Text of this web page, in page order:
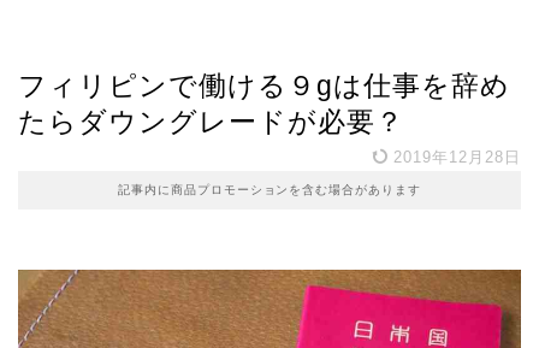
フィリピンで働ける９gは仕事を辞め
たらダウングレードが必要？
2019年12月28日
記事内に商品プロモーションを含む場合があります